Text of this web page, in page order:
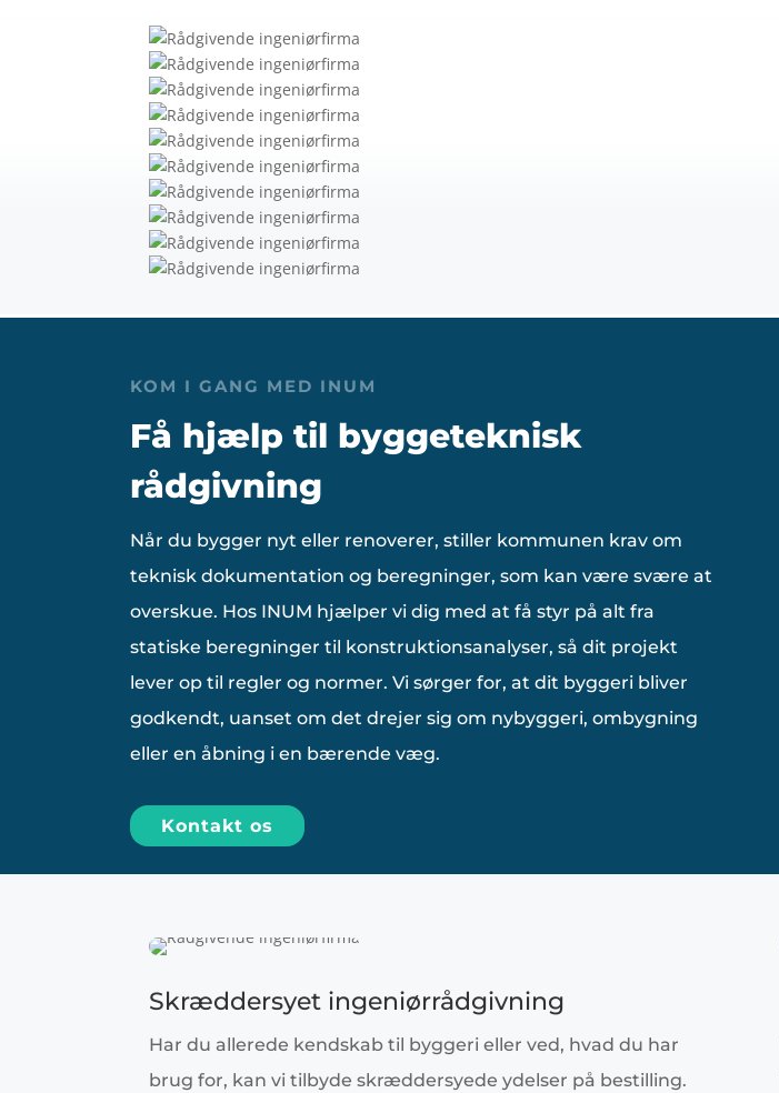
KOM I GANG MED INUM
Få hjælp til byggeteknisk
rådgivning
Når du bygger nyt eller renoverer, stiller kommunen krav om
teknisk dokumentation og beregninger, som kan være svære at
overskue. Hos INUM hjælper vi dig med at få styr på alt fra
statiske beregninger til konstruktionsanalyser, så dit projekt
lever op til regler og normer. Vi sørger for, at dit byggeri bliver
godkendt, uanset om det drejer sig om nybyggeri, ombygning
eller en åbning i en bærende væg.
Kontakt os
Skræddersyet ingeniørrådgivning
Har du allerede kendskab til byggeri eller ved, hvad du har
brug for, kan vi tilbyde skræddersyede ydelser på bestilling.